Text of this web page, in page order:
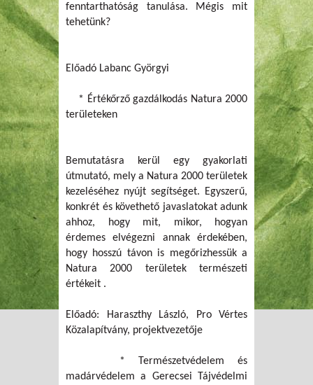
fenntarthatóság tanulása. Mégis mit
tehetünk?
Előadó Labanc Györgyi
* Értékőrző gazdálkodás Natura 2000
területeken
Bemutatásra kerül egy gyakorlati
útmutató, mely a Natura 2000 területek
kezeléséhez nyújt segítséget. Egyszerű,
konkrét és követhető javaslatokat adunk
ahhoz, hogy mit, mikor, hogyan
érdemes elvégezni annak érdekében,
hogy hosszú távon is megőrizhessük a
Natura 2000 területek természeti
értékeit .
Előadó: Haraszthy László, Pro Vértes
Közalapítvány, projektvezetője
* Természetvédelem és
madárvédelem a Gerecsei Tájvédelmi